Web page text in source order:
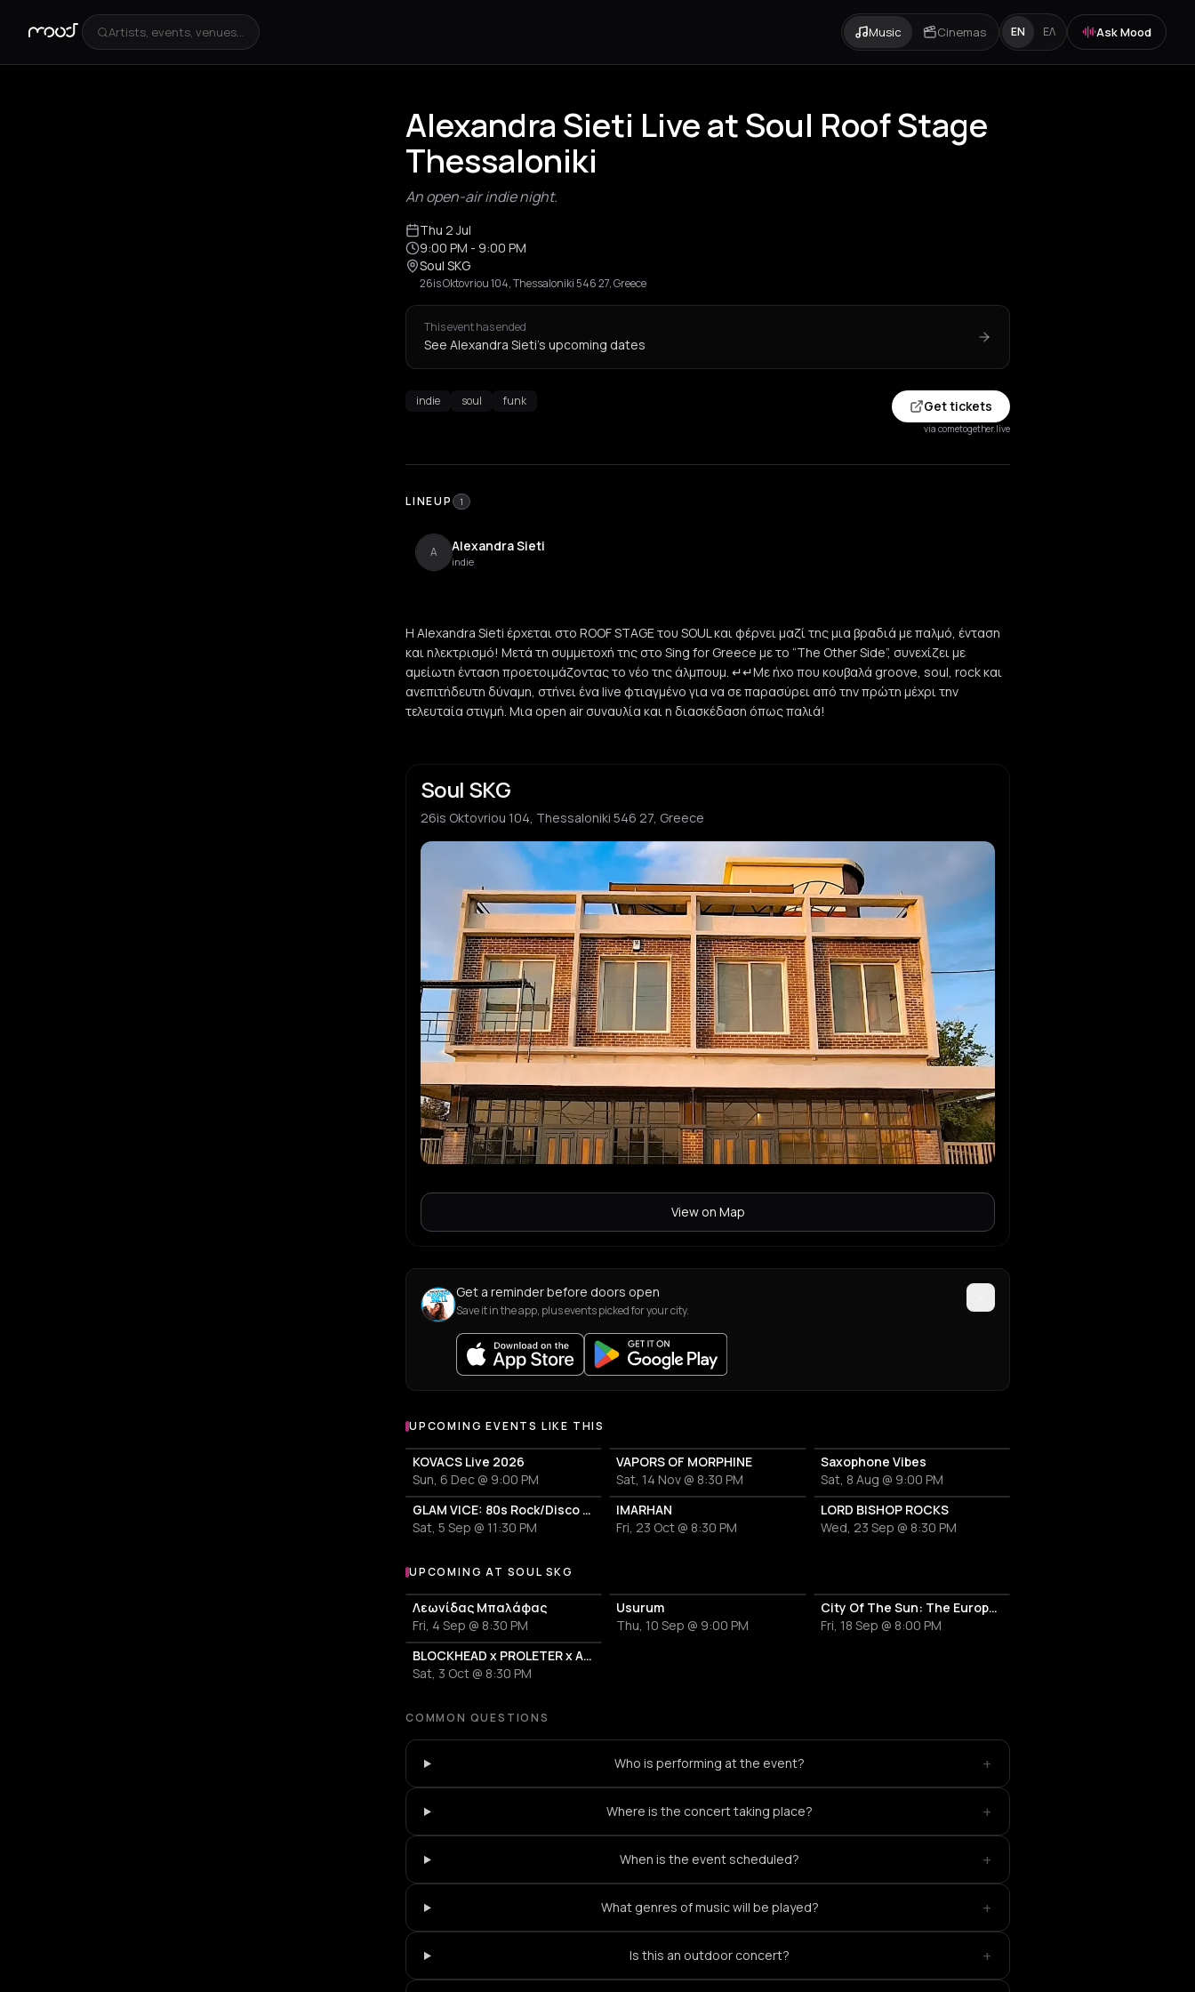
Artists, events, venues... Music Cinemas EN ΕΛ Ask Mood
Alexandra Sieti Live at Soul Roof Stage
Thessaloniki
An open-air indie night.
Thu 2 Jul
9:00 PM - 9:00 PM
Soul SKG
26is Oktovriou 104, Thessaloniki 546 27, Greece
This event has ended
See Alexandra Sieti's upcoming dates
indie soul funk Get tickets
via cometogether.live
LINEUP 1
A Alexandra Sieti
indie
Η Alexandra Sieti έρχεται στο ROOF STAGE του SOUL και φέρνει μαζί της μια βραδιά με παλμό, ένταση
και ηλεκτρισμό! Μετά τη συμμετοχή της στο Sing for Greece με το “The Other Side”, συνεχίζει με
αμείωτη ένταση προετοιμάζοντας το νέο της άλμπουμ. ↵↵Με ήχο που κουβαλά groove, soul, rock και
ανεπιτήδευτη δύναμη, στήνει ένα live φτιαγμένο για να σε παρασύρει από την πρώτη μέχρι την
τελευταία στιγμή. Μια open air συναυλία και η διασκέδαση όπως παλιά!
Soul SKG
26is Oktovriou 104, Thessaloniki 546 27, Greece
View on Map
Get a reminder before doors open
Save it in the app, plus events picked for your city.
UPCOMING EVENTS LIKE THIS
KOVACS Live 2026
Sun, 6 Dec @ 9:00 PM
VAPORS OF MORPHINE
Sat, 14 Nov @ 8:30 PM
Saxophone Vibes
Sat, 8 Aug @ 9:00 PM
GLAM VICE: 80s Rock/Disco Party
Sat, 5 Sep @ 11:30 PM
IMARHAN
Fri, 23 Oct @ 8:30 PM
LORD BISHOP ROCKS
Wed, 23 Sep @ 8:30 PM
More events at Soul SKG
UPCOMING AT SOUL SKG
Λεωνίδας Μπαλάφας
Fri, 4 Sep @ 8:30 PM
Usurum
Thu, 10 Sep @ 9:00 PM
City Of The Sun: The European Return Tour 2026
Fri, 18 Sep @ 8:00 PM
BLOCKHEAD x PROLETER x ARMS & SLEEPERS
Sat, 3 Oct @ 8:30 PM
COMMON QUESTIONS
Who is performing at the event? +
Where is the concert taking place? +
When is the event scheduled? +
What genres of music will be played? +
Is this an outdoor concert? +